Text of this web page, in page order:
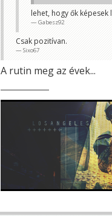
lehet, hogy ők
Gabesz92
Csak pozitívan.
Sixo67
A rutin meg az évek...